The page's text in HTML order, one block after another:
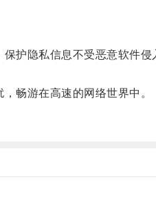
隐私信息不受恶意软件侵
畅游在高速的网络世界中。